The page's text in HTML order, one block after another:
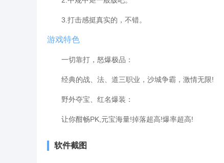
3.打击感挺真实的，不错。
游戏特色
一切靠打，怒爆极品：
经典的战、法、道三职业，沙城争霸，激情无限!
野外夺宝、红名爆装：
让你酣畅PK,元宝海量!掉落超高!爆率超高!
软件截图